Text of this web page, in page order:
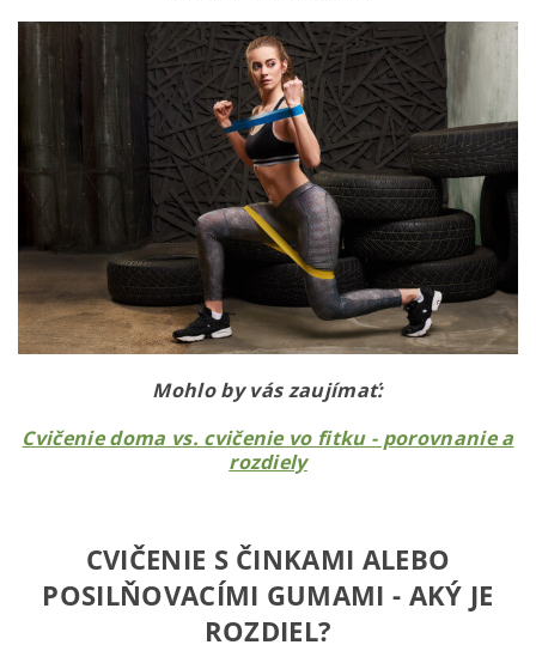
Mohlo by vás zaujímať:
Cvičenie doma vs. cvičenie vo fitku - porovnanie a
rozdiely
CVIČENIE S ČINKAMI ALEBO
POSILŇOVACÍMI GUMAMI - AKÝ JE
ROZDIEL?